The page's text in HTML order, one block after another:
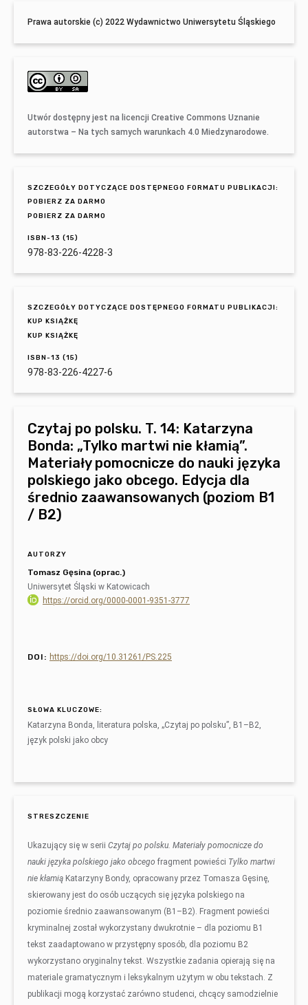
Prawa autorskie (c) 2022 Wydawnictwo Uniwersytetu Śląskiego
Utwór dostępny jest na licencji Creative Commons Uznanie
autorstwa – Na tych samych warunkach 4.0 Miedzynarodowe.
SZCZEGÓŁY DOTYCZĄCE DOSTĘPNEGO FORMATU PUBLIKACJI:
POBIERZ ZA DARMO
POBIERZ ZA DARMO
ISBN-13 (15)
978-83-226-4228-3
SZCZEGÓŁY DOTYCZĄCE DOSTĘPNEGO FORMATU PUBLIKACJI:
KUP KSIĄŻKĘ
KUP KSIĄŻKĘ
ISBN-13 (15)
978-83-226-4227-6
Czytaj po polsku. T. 14: Katarzyna
Bonda: „Tylko martwi nie kłamią”.
Materiały pomocnicze do nauki języka
polskiego jako obcego. Edycja dla
średnio zaawansowanych (poziom B1
/ B2)
AUTORZY
Tomasz Gęsina (oprac.)
Uniwersytet Śląski w Katowicach
https://orcid.org/0000-0001-9351-3777
DOI: https://doi.org/10.31261/PS.225
SŁOWA KLUCZOWE:
Katarzyna Bonda, literatura polska, „Czytaj po polsku”, B1–B2,
język polski jako obcy
STRESZCZENIE
Ukazujący się w serii Czytaj po polsku. Materiały pomocnicze do
nauki języka polskiego jako obcego fragment powieści Tylko martwi
nie kłamią Katarzyny Bondy, opracowany przez Tomasza Gęsinę,
skierowany jest do osób uczących się języka polskiego na
poziomie średnio zaawansowanym (B1–B2). Fragment powieści
kryminalnej został wykorzystany dwukrotnie – dla poziomu B1
tekst zaadaptowano w przystępny sposób, dla poziomu B2
wykorzystano oryginalny tekst. Wszystkie zadania opierają się na
materiale gramatycznym i leksykalnym użytym w obu tekstach. Z
publikacji mogą korzystać zarówno studenci, chcący samodzielnie